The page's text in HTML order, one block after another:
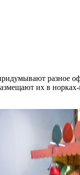
разное
их в норках-